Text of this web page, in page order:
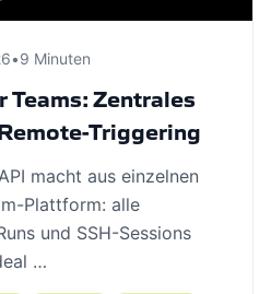
•9 Minuten
Teams: Zentrales
Triggering
macht aus einzelnen
Plattform: alle
und SSH-Sessions
…